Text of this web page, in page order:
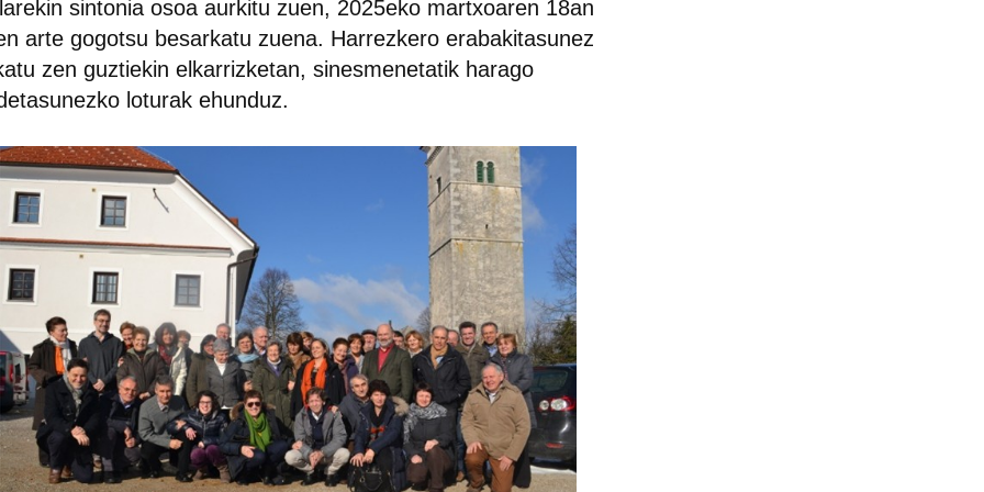
sintonia osoa aurkitu zuen, 2025eko martxoaren 18an
arte gogotsu besarkatu zuena. Harrezkero erabakitasunez
zen guztiekin elkarrizketan, sinesmenetatik harago
loturak ehunduz.